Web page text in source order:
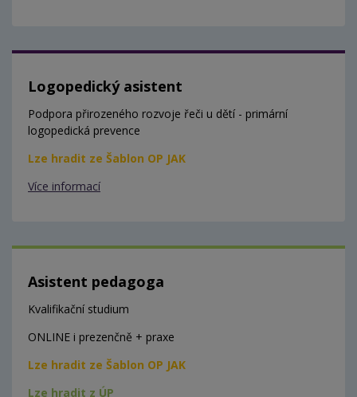
Logopedický asistent
Podpora přirozeného rozvoje řeči u dětí - primární
logopedická prevence
Lze hradit ze Šablon OP JAK
Více informací
Asistent pedagoga
Kvalifikační studium
ONLINE i prezenčně + praxe
Lze hradit ze Šablon OP JAK
Lze hradit z ÚP